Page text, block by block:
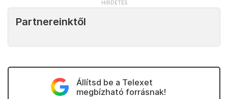
Partnereinktől
Állítsd be a Telexet
megbízható forrásnak!